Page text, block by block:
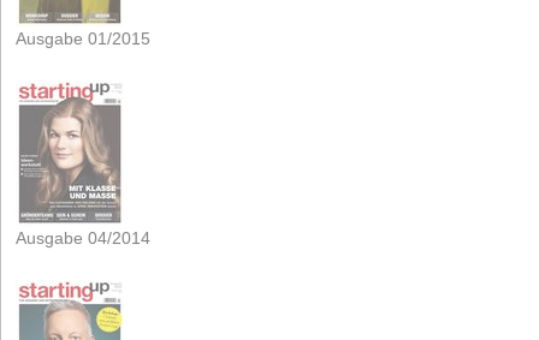
Ausgabe 01/2015
Ausgabe 04/2014